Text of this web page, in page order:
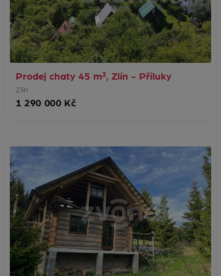
Prodej chaty 45 m², Zlín - Příluky
Zlín
1 290 000 Kč